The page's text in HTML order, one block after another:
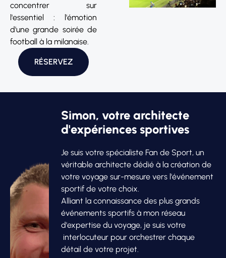
concentrer sur
l'essentiel : l'émotion
d'une grande soirée de
football à la milanaise.
RÉSERVEZ
Simon, votre architecte
d'expériences sportives
Je suis votre spécialiste Fan de Sport, un
véritable architecte dédié à la création de
votre voyage sur-mesure vers l'événement
sportif de votre choix.
Alliant la connaissance des plus grands
événements sportifs à mon réseau
d'expertise du voyage, je suis votre
interlocuteur pour orchestrer chaque
détail de votre projet.